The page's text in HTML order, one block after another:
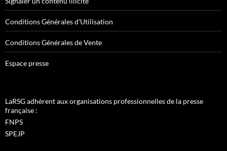
Conditions Générales d’Utilisation
Conditions Générales de Vente
Espace presse
LaRSG adhèrent aux organisations professionnelles de la presse
française :
FNPS
SPEJP